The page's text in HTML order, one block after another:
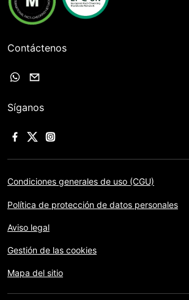
Contáctenos
Síganos
Condiciones generales de uso (CGU)
Política de protección de datos personales
Aviso legal
Gestión de las cookies
Mapa del sitio